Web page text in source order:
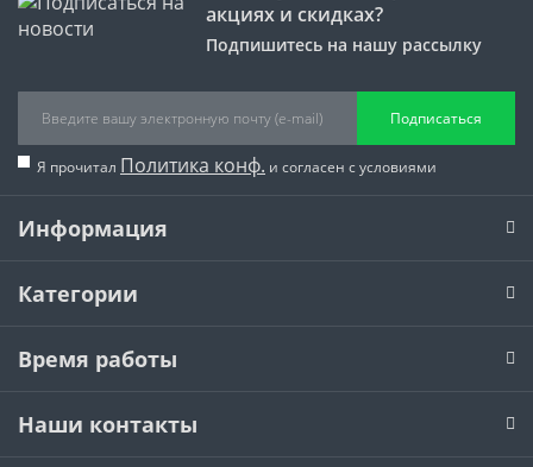
акциях и скидках?
Подпишитесь на нашу рассылку
Подписаться
Я прочитал Политика конф. и согласен с условиями
Информация
Категории
Время работы
Наши контакты